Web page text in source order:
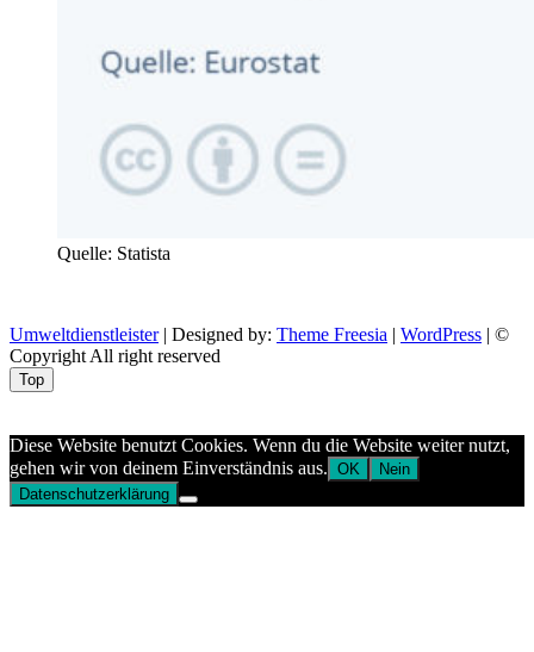
Quelle: Statista
Umweltdienstleister| Designed by: Theme Freesia | WordPress | ©
Copyright All right reserved
Top
Diese Website benutzt Cookies. Wenn du die Website weiter nutzt,
gehen wir von deinem Einverständnis aus. OK
Nein
Datenschutzerklärung